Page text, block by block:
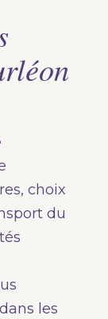
choix
du
les